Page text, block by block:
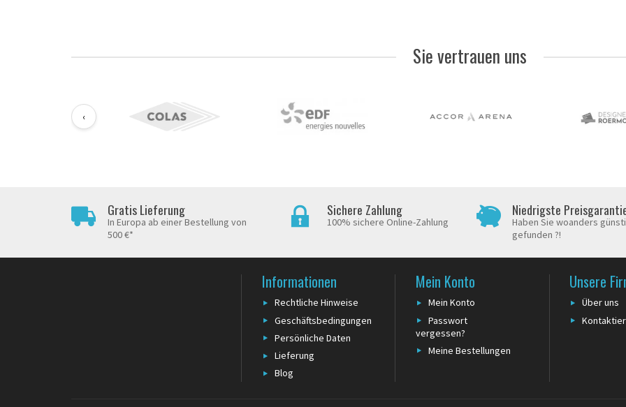
Sie vertrauen uns
‹
Gratis Lieferung
In Europa ab einer Bestellung von
500 €*
Sichere Zahlung
100% sichere Online-Zahlung
Niedrigste
Haben Sie woanders
gefunden ?!
Informationen
Rechtliche Hinweise
Geschäftsbedingungen
Persönliche Daten
Lieferung
Blog
Mein Konto
Mein Konto
Passwort
vergessen?
Meine Bestellungen
Unsere
Über uns